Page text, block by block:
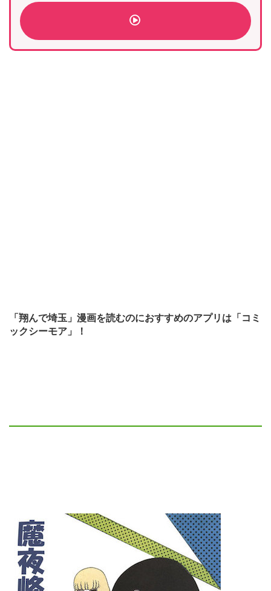
「翔んで埼玉」漫画を読むのにおすすめのアプリは「コミ
ックシーモア」！